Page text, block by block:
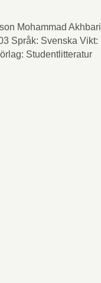
Mohammad Akhbari
Språk: Svenska Vikt:
Studentlitteratur